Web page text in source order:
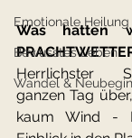
Emotionale Heilung
Bewusstes Leben
Wandel &
Was hatten
Herrlichster
ganzen Tag
kaum Wind -